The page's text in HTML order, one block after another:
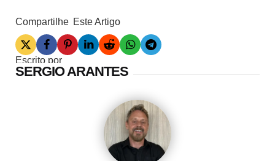
Compartilhe Este Artigo
Escrito por
SERGIO ARANTES